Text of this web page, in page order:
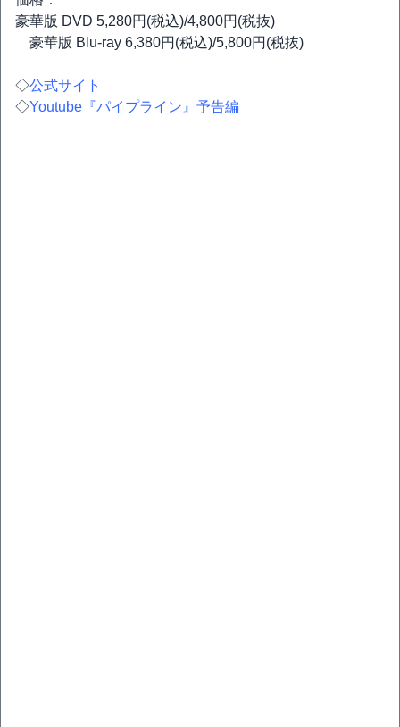
豪華版 DVD 5,280円(税込)/4,800円(税抜)
豪華版 Blu-ray 6,380円(税込)/5,800円(税抜)
◇公式サイト
◇Youtube『パイプライン』予告編